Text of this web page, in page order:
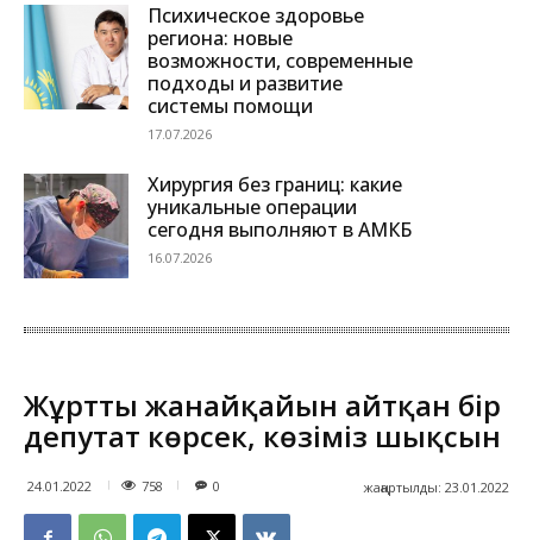
Психическое здоровье
региона: новые
возможности, современные
подходы и развитие
системы помощи
17.07.2026
Хирургия без границ: какие
уникальные операции
сегодня выполняют в АМКБ
16.07.2026